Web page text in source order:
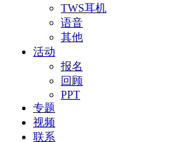
TWS耳机
语音
其他
活动
报名
回顾
PPT
专题
视频
联系